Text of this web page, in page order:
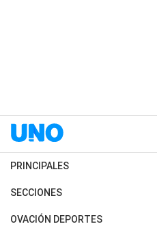
PRINCIPALES
Últimas Noticias
Política
SECCIONES
Horóscopo
OVACIÓN DEPORTES